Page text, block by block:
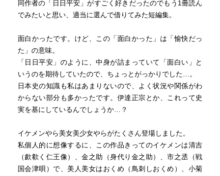
同作者の「日日平安」がすごく好きだったのでもう1冊読ん
でみたいと思い、適当に選んで借りてみた短編集。
面白かったです。けど、この「面白かった」は「愉快だっ
た」の意味。
「日日平安」のように、中身が詰まっていて「面白い」と
いうのを期待していたので、ちょっとがっかりでした…。
日本史の知識も私はあまりないので、よく状況や関係がわ
からない部分も多かったです。伊達正宗とか、これって史
実を基にしているんでしょうか…？
イケメンやら美女美少女やらがたくさん登場しました。
私個人的に想像するに、この作品きってのイケメンは清吉
（歔欷く仁王像）、金之助（身代り金之助）、市之丞（戦
国会津唄）で、美人美女はおくめ（鳥刺しおくめ）、小菊